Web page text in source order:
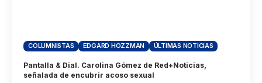
COLUMNISTAS EDGARD HOZZMAN ÚLTIMAS NOTICIAS
Pantalla & Dial. Carolina Gómez de Red+Noticias,
señalada de encubrir acoso sexual